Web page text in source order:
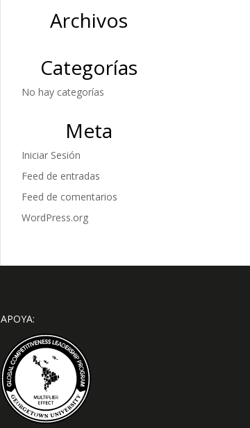
Archivos
Categorías
No hay categorías
Meta
Iniciar Sesión
Feed de entradas
Feed de comentarios
WordPress.org
APOYA: